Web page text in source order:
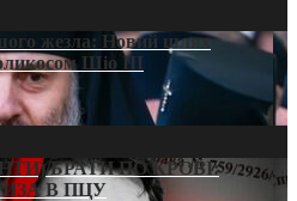
жезла: Новий шлях
Шіо III
БРАТИ ПО КРОВІ:
В ПЦУ